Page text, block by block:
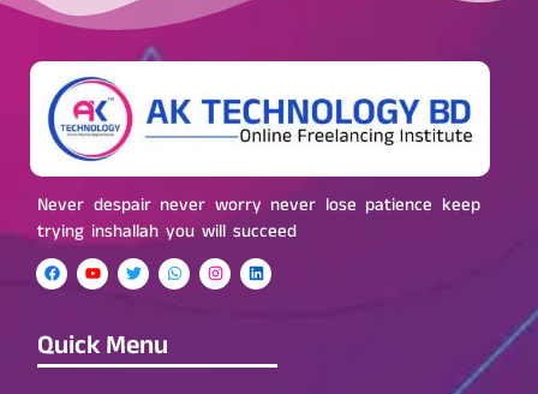
Never despair never worry never lose patience keep
trying inshallah you will succeed
Quick Menu